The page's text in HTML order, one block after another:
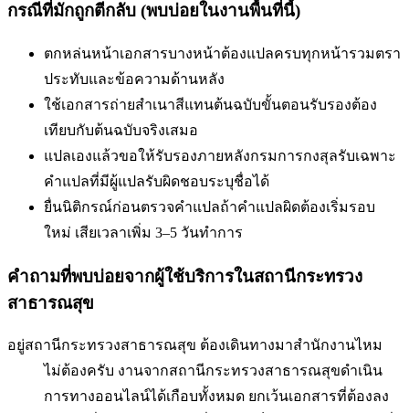
กรณีที่มักถูกตีกลับ (พบบ่อยในงานพื้นที่นี้)
ตกหล่นหน้าเอกสารบางหน้าต้องแปลครบทุกหน้ารวมตรา
ประทับและข้อความด้านหลัง
ใช้เอกสารถ่ายสำเนาสีแทนต้นฉบับขั้นตอนรับรองต้อง
เทียบกับต้นฉบับจริงเสมอ
แปลเองแล้วขอให้รับรองภายหลังกรมการกงสุลรับเฉพาะ
คำแปลที่มีผู้แปลรับผิดชอบระบุชื่อได้
ยื่นนิติกรณ์ก่อนตรวจคำแปลถ้าคำแปลผิดต้องเริ่มรอบ
ใหม่ เสียเวลาเพิ่ม 3–5 วันทำการ
คำถามที่พบบ่อยจากผู้ใช้บริการในสถานีกระทรวง
สาธารณสุข
อยู่สถานีกระทรวงสาธารณสุข ต้องเดินทางมาสำนักงานไหม
ไม่ต้องครับ งานจากสถานีกระทรวงสาธารณสุขดำเนิน
การทางออนไลน์ได้เกือบทั้งหมด ยกเว้นเอกสารที่ต้องลง